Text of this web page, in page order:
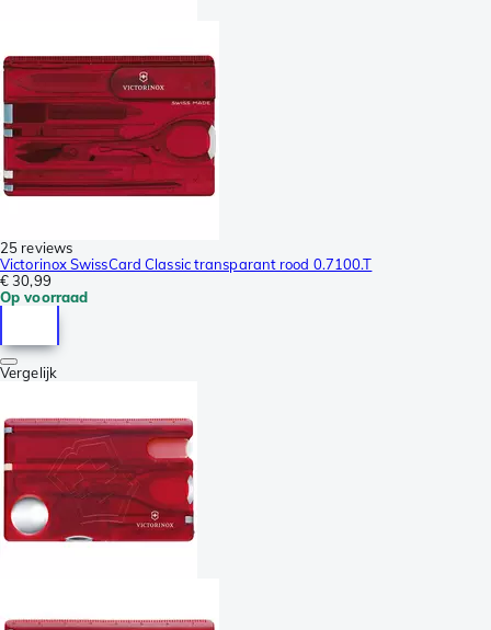
25 reviews
Victorinox SwissCard Classic transparant rood 0.7100.T
€ 30,99
Op voorraad
Vergelijk